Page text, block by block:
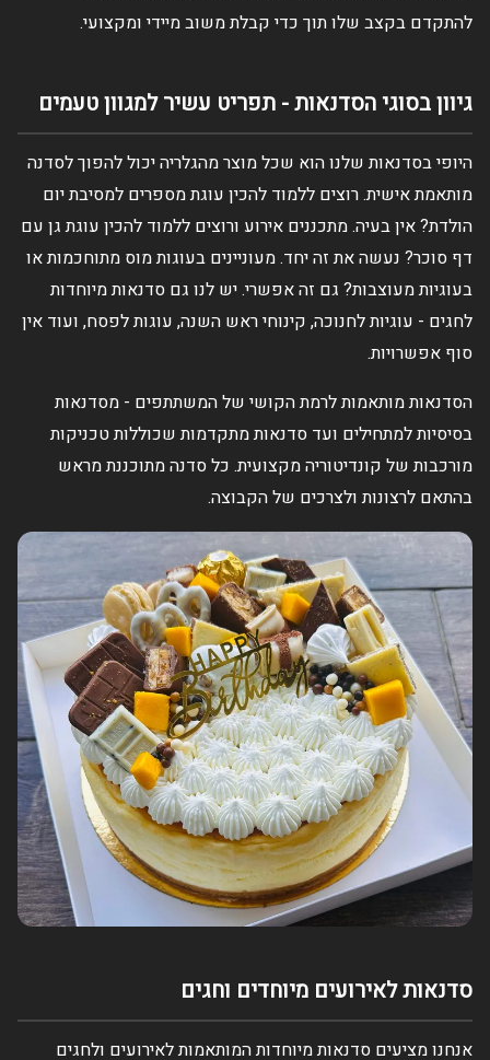
להתקדם בקצב שלו תוך כדי קבלת משוב מיידי ומקצועי.
גיוון בסוגי הסדנאות - תפריט עשיר למגוון טעמים
היופי בסדנאות שלנו הוא שכל מוצר מהגלריה יכול להפוך לסדנה
מותאמת אישית. רוצים ללמוד להכין עוגת מספרים למסיבת יום
הולדת? אין בעיה. מתכננים אירוע ורוצים ללמוד להכין עוגת גן עם
דף סוכר? נעשה את זה יחד. מעוניינים בעוגות מוס מתוחכמות או
בעוגיות מעוצבות? גם זה אפשרי. יש לנו גם סדנאות מיוחדות
לחגים - עוגיות לחנוכה, קינוחי ראש השנה, עוגות לפסח, ועוד אין
סוף אפשרויות.
הסדנאות מותאמות לרמת הקושי של המשתתפים - מסדנאות
בסיסיות למתחילים ועד סדנאות מתקדמות שכוללות טכניקות
מורכבות של קונדיטוריה מקצועית. כל סדנה מתוכננת מראש
בהתאם לרצונות ולצרכים של הקבוצה.
סדנאות לאירועים מיוחדים וחגים
אנחנו מציעים סדנאות מיוחדות המותאמות לאירועים ולחגים